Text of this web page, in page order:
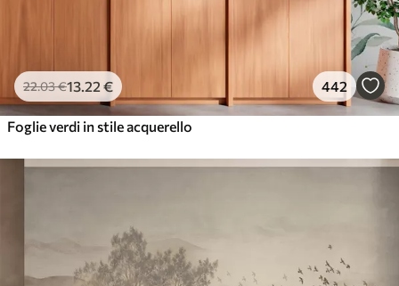
22.03€13 .22 € 442
Foglie verdi in stile acquerello